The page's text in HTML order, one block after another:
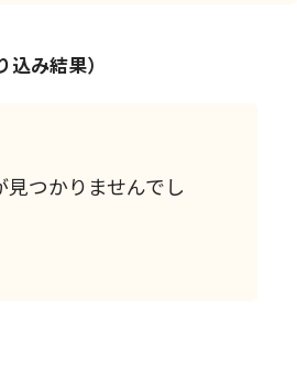
み結果）
見つかりませんでし